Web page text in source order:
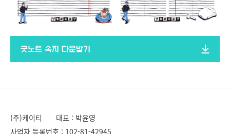
굿노트 속지 다운받기
(주)케이티
대표 : 박윤영
사업자 등록번호 : 102-81-42945